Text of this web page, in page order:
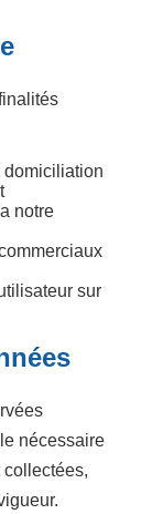
domiciliation
notre
sur
nécessaire